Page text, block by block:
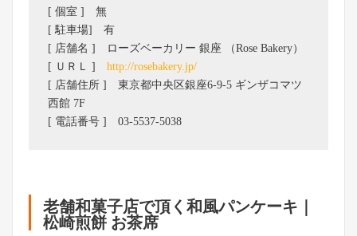
[ 個室 ] 無
[ 駐車場] 有
[ 店舗名 ] ローズベーカリー 銀座 （Rose Bakery）
[ ＵＲＬ ] http://rosebakery.jp/
[ 店舗住所 ] 東京都中央区銀座6-9-5 ギンザコマツ
西館 7F
[ 電話番号 ] 03-5537-5038
老舗和菓子店で頂く和風パンケーキ｜
松崎煎餅 お茶席